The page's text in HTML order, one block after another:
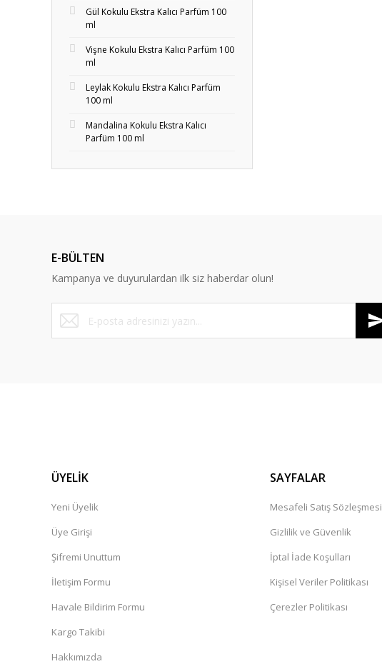
Gül Kokulu Ekstra Kalıcı Parfüm 100
ml
Vişne Kokulu Ekstra Kalıcı Parfüm 100
ml
Leylak Kokulu Ekstra Kalıcı Parfüm
100 ml
Mandalina Kokulu Ekstra Kalıcı
Parfüm 100 ml
E-BÜLTEN
Kampanya ve duyurulardan ilk siz haberdar olun!
ÜYELİK
Yeni Üyelik
Üye Girişi
Şifremi Unuttum
İletişim Formu
Havale Bildirim Formu
Kargo Takibi
Hakkımızda
SAYFALAR
Mesafeli Satış Sözleşmesi
Gizlilik ve Güvenlik
İptal İade Koşulları
Kişisel Veriler Politikası
Çerezler Politikası